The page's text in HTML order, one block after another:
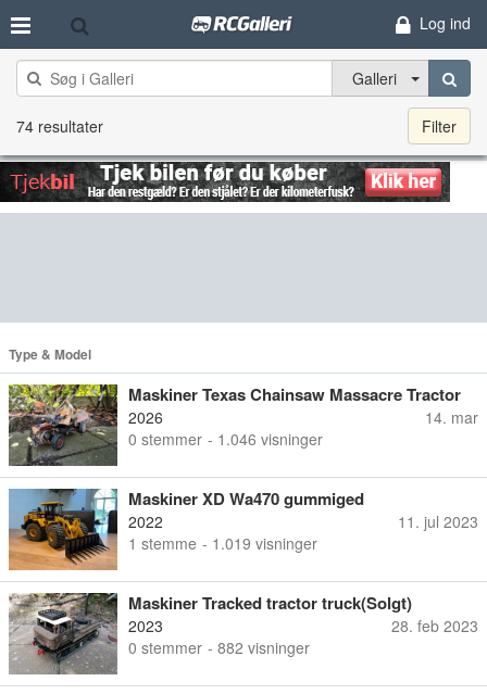
Log ind
Galleri
74 resultater Filter
Type & Model
Maskiner Texas Chainsaw Massacre Tractor
2026
0 stemmer - 1.046 visninger
14. mar
Maskiner XD Wa470 gummiged
2022
1 stemme - 1.019 visninger
11. jul 2023
Maskiner Tracked tractor truck(Solgt)
2023
0 stemmer - 882 visninger
28. feb 2023